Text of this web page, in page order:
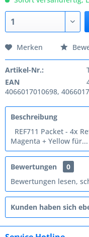
Merken
Artikel-Nr.:
EAN
4066017010698,
Beschreibung
REF711 Packet - 4x
Magenta + Yellow für...
Bewertungen
0
Bewertungen lesen,
Kunden haben sich